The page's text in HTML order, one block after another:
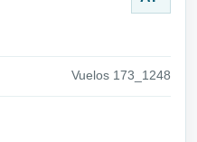
Vuelos 173_1248